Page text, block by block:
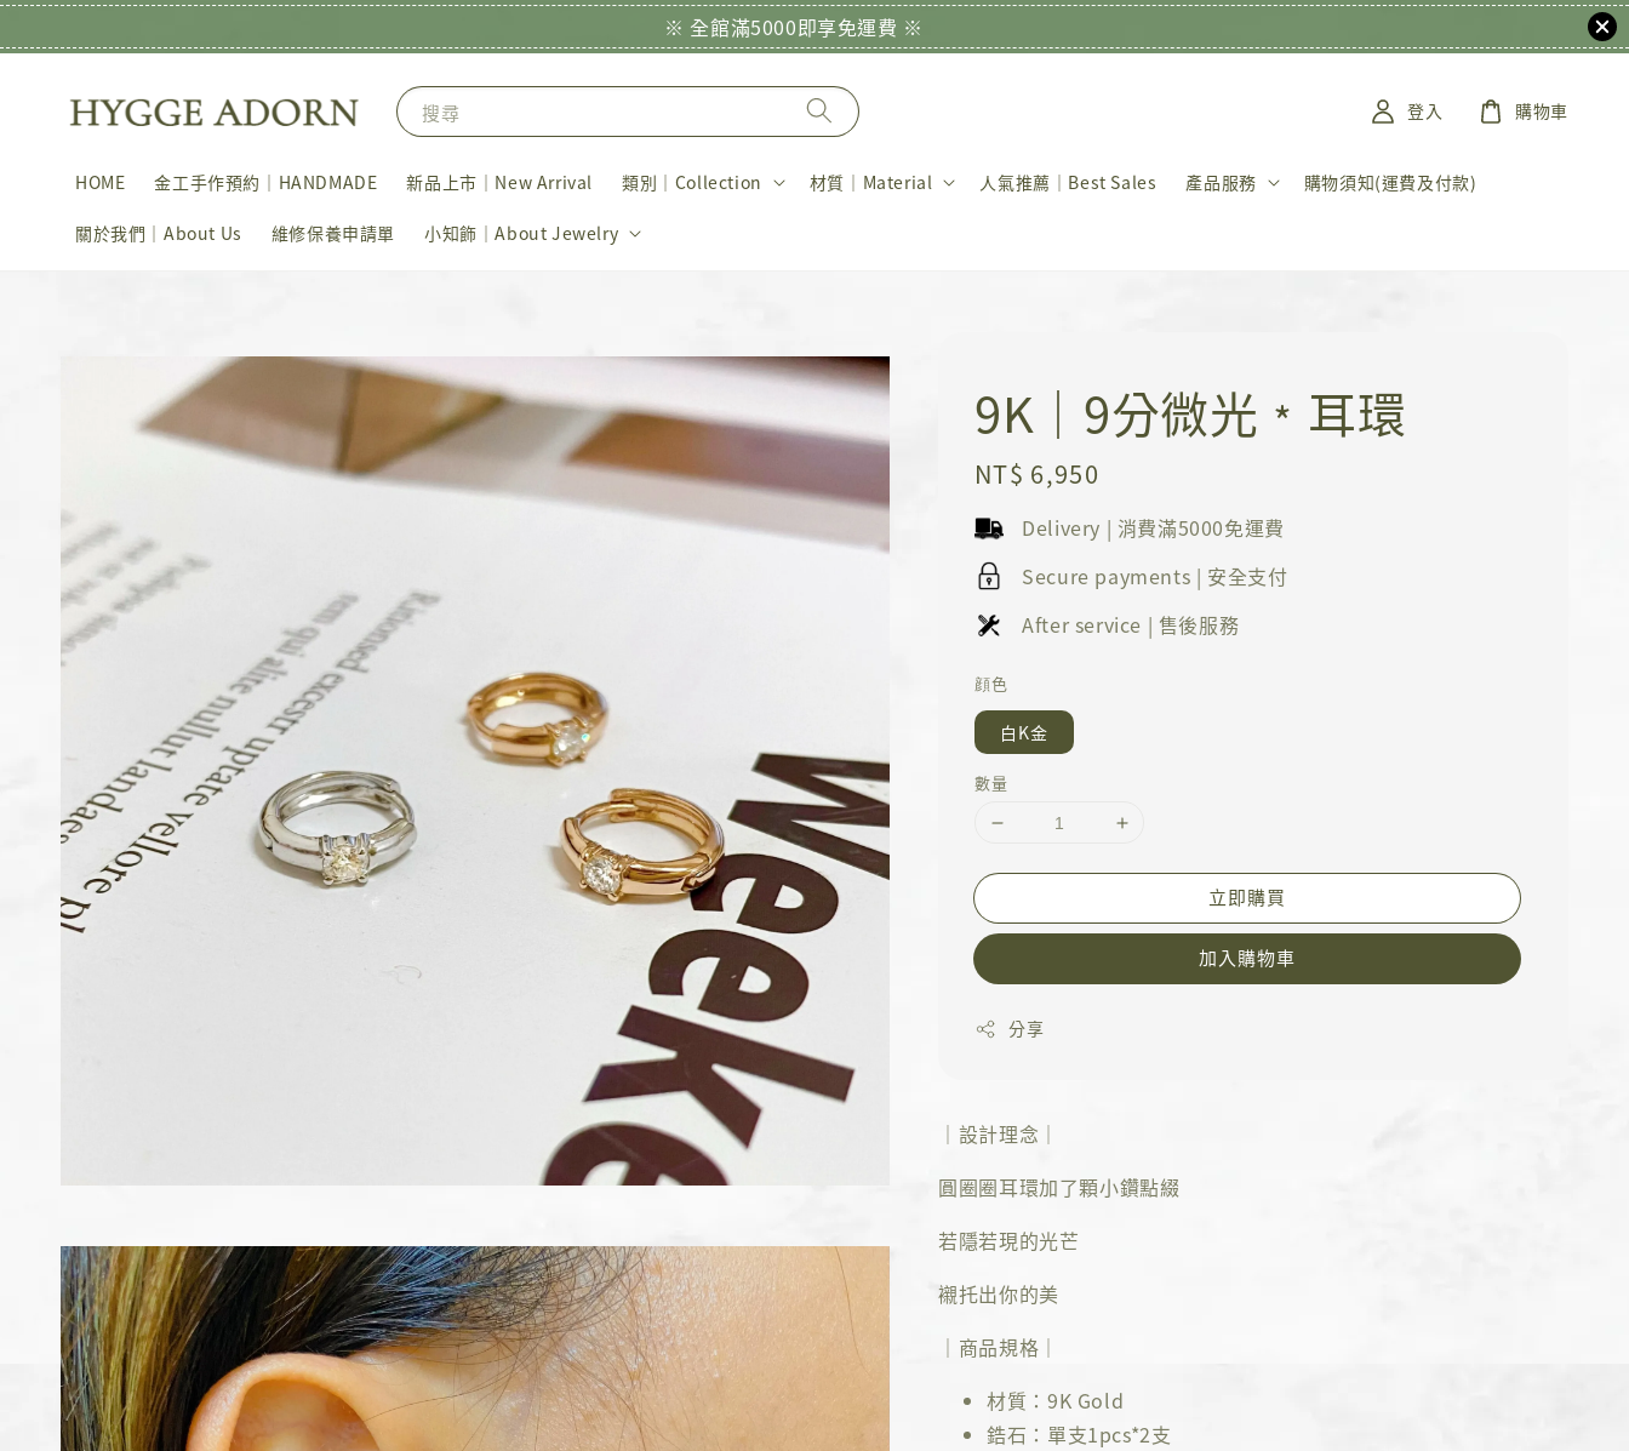
※ 全館滿5000即享免運費 ※
搜尋
HOME 金工手作預約｜HANDMADE 新品上市｜New Arrival 類別｜Collection 材質｜Material 人氣推薦｜Best Sales 產品服務 購物須知(運費及付款)
關於我們｜About Us 維修保養申請單 小知飾｜About Jewelry
登入 購物車
9K｜9分微光﹡耳環
Regular
price
NT$ 6,950
Delivery | 消費滿5000免運費
Secure payments | 安全支付
After service | 售後服務
顔色
白K金
數量
立即購買
加入購物車
分享
｜設計理念｜
圓圈圈耳環加了顆小鑽點綴
若隱若現的光芒
襯托出你的美
｜商品規格｜
材質：9K Gold
鋯石：單支1pcs*2支